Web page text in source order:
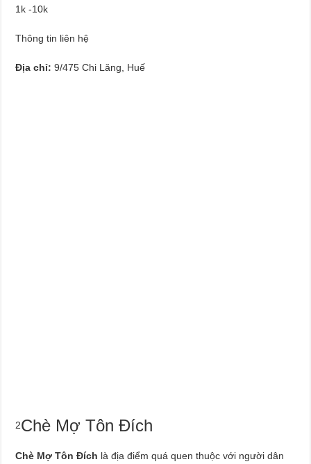
1k -10k
Thông tin liên hệ
Địa chỉ: 9/475 Chi Lăng, Huế
2Chè Mợ Tôn Đích
Chè Mợ Tôn Đích là địa điểm quá quen thuộc với người dân